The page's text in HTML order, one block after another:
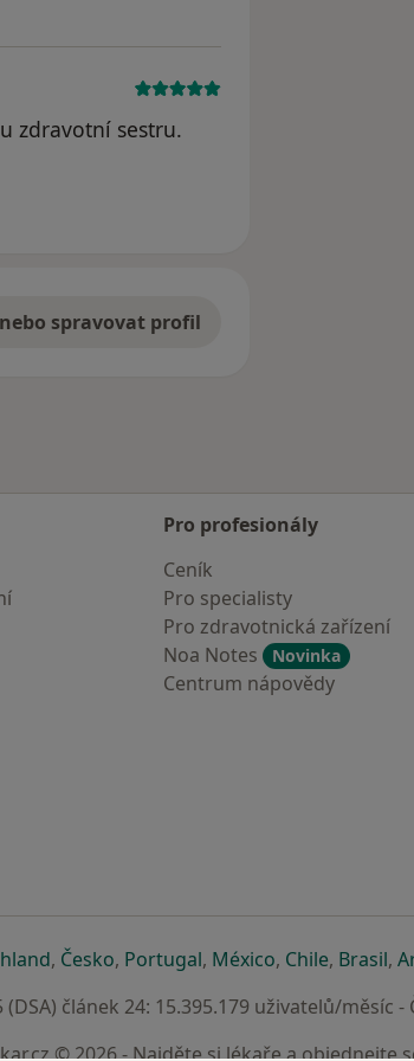
zdravotní sestru.
spravovat profil
Pro profesionály
Ceník
Pro specialisty
Pro zdravotnická zařízení
Noa Notes
Novinka
Centrum nápovědy
záložce
v nové záložce
se otevře v nové záložce
, Českose otevře v nové záložce
, Portugalse otevře v nové
, Méxicose otevře v
, Chilese otevře
, Brasilse
,
(DSA) článek 24: 15.395.179 uživatelů/měsíc -
© 2026 - Najděte si lékaře a objednejte